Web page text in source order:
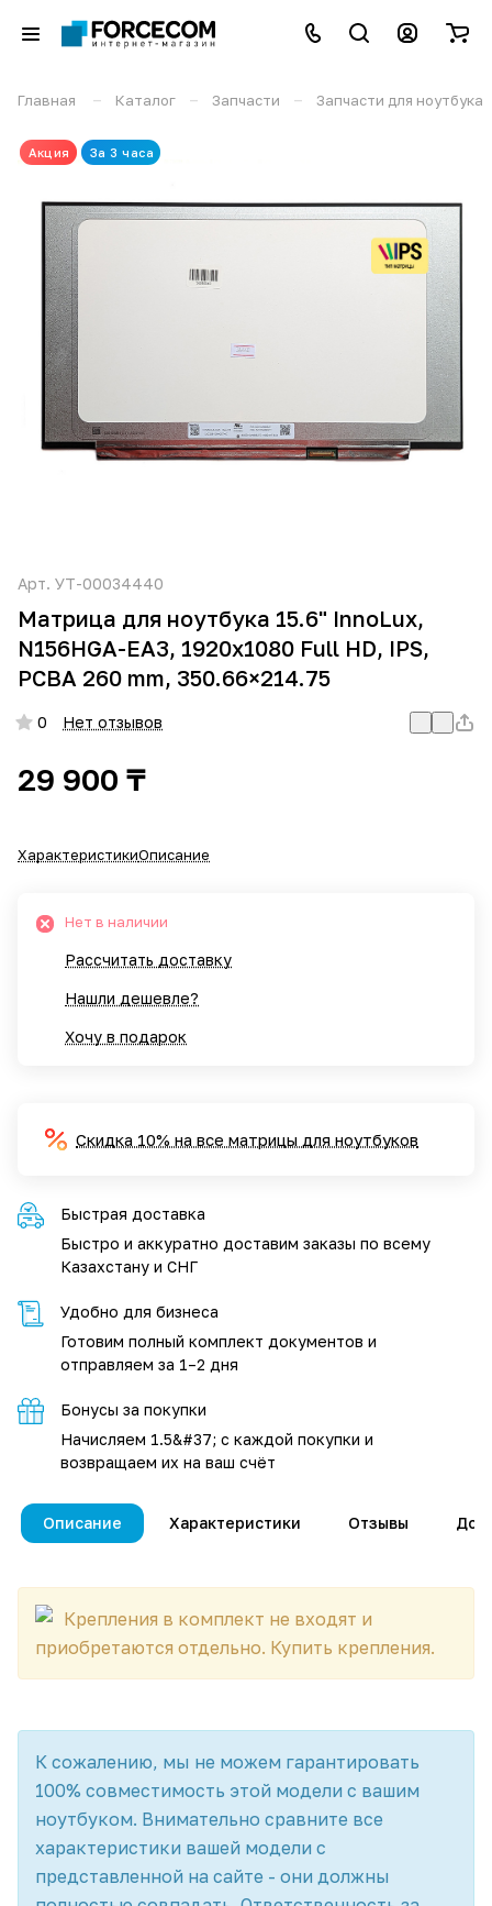
Главная – Каталог – Запчасти – Запчасти для ноутбука
Акция За 3 часа
Арт. УТ-00034440
Матрица для ноутбука 15.6" InnoLux,
N156HGA-EA3, 1920x1080 Full HD, IPS,
PCBA 260 mm, 350.66×214.75
0 Нет отзывов
29 900 ₸
ХарактеристикиОписание
Нет в наличии
Рассчитать доставку
Нашли дешевле?
Хочу в подарок
Скидка 10% на все матрицы для ноутбуков
Быстрая доставка
Быстро и аккуратно доставим заказы по всему
Казахстану и СНГ
Удобно для бизнеса
Готовим полный комплект документов и
отправляем за 1–2 дня
Бонусы за покупки
Начисляем 1.5&#37; с каждой покупки и
возвращаем их на ваш счёт
Описание Характеристики Отзывы
Крепления в комплект не входят и
приобретаются отдельно. Купить крепления.
К сожалению, мы не можем гарантировать
100% совместимость этой модели с вашим
ноутбуком. Внимательно сравните все
характеристики вашей модели с
представленной на сайте - они должны